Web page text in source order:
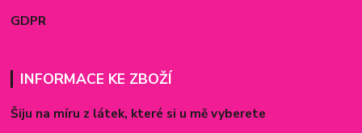
GDPR
INFORMACE KE ZBOŽÍ
Šiju na míru z látek, které si u mě vyberete